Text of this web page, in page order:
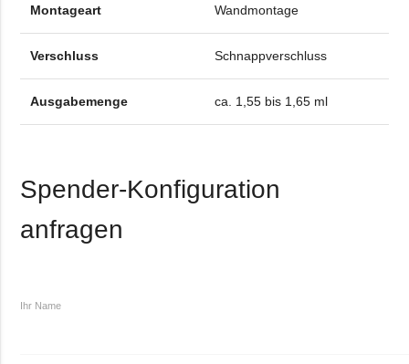
Montageart Wandmontage
Verschluss Schnappverschluss
Ausgabemenge ca. 1,55 bis 1,65 ml
Spender-Konfiguration
anfragen
Ihr Name